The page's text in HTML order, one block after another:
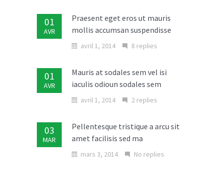
01
AVR
Praesent eget eros ut mauris
mollis accumsan suspendisse
avril 1, 2014 8 replies
01
AVR
Mauris at sodales sem vel isi
iaculis odioun sodales sem
avril 1, 2014 2 replies
03
MAR
Pellentesque tristique a arcu sit
amet facilisis sed ma
mars 3, 2014 No replies